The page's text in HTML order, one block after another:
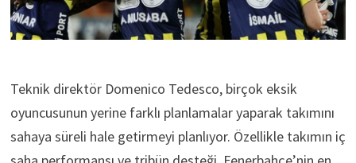
Teknik direktör Domenico Tedesco, birçok eksik
oyuncusunun yerine farklı planlamalar yaparak takımını
sahaya süreli hale getirmeyi planlıyor. Özellikle takımın iç